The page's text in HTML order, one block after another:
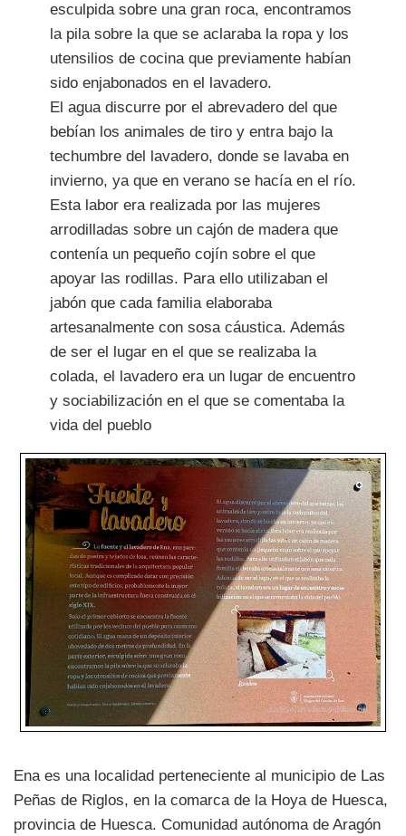
esculpida sobre una gran roca, encontramos
la pila sobre la que se aclaraba la ropa y los
utensilios de cocina que previamente habían
sido enjabonados en el lavadero.
El agua discurre por el abrevadero del que
bebían los animales de tiro y entra bajo la
techumbre del lavadero, donde se lavaba en
invierno, ya que en verano se hacía en el río.
Esta labor era realizada por las mujeres
arrodilladas sobre un cajón de madera que
contenía un pequeño cojín sobre el que
apoyar las rodillas. Para ello utilizaban el
jabón que cada familia elaboraba
artesanalmente con sosa cáustica. Además
de ser el lugar en el que se realizaba la
colada, el lavadero era un lugar de encuentro
y sociabilización en el que se comentaba la
vida del pueblo
Ena es una localidad perteneciente al municipio de Las
Peñas de Riglos, en la comarca de la Hoya de Huesca,
provincia de Huesca. Comunidad autónoma de Aragón